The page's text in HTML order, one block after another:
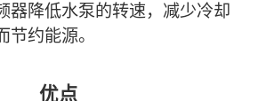
器降低水泵的转速，减少冷却
节约能源。
优点